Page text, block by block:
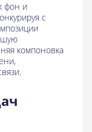
фон и
с
компоновка